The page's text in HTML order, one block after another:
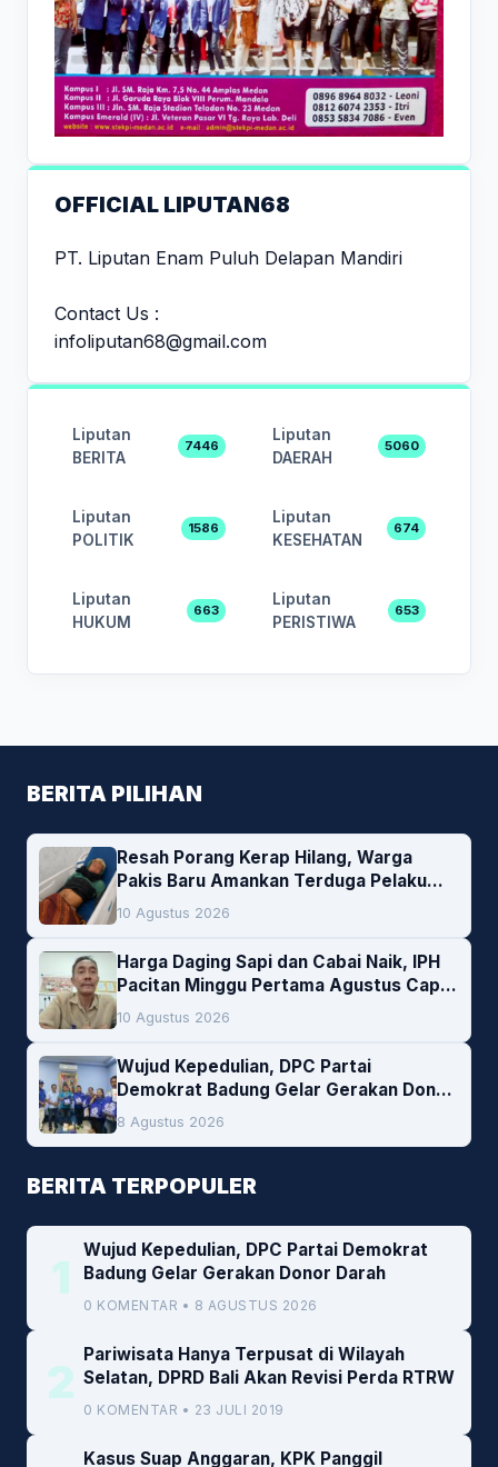
OFFICIAL LIPUTAN68
PT. Liputan Enam Puluh Delapan Mandiri
Contact Us :
infoliputan68@gmail.com
Liputan
BERITA
7446
Liputan
DAERAH
5060
Liputan
POLITIK
1586
Liputan
KESEHATAN
674
Liputan
HUKUM
663
Liputan
PERISTIWA
653
BERITA PILIHAN
Resah Porang Kerap Hilang, Warga
Pakis Baru Amankan Terduga Pelaku
Pencurian
10 Agustus 2026
Harga Daging Sapi dan Cabai Naik, IPH
Pacitan Minggu Pertama Agustus Capai
1,66 Persen. Ini Penjelasan Kabag Ayub
10 Agustus 2026
Wujud Kepedulian, DPC Partai
Demokrat Badung Gelar Gerakan Donor
Darah
8 Agustus 2026
BERITA TERPOPULER
1
Wujud Kepedulian, DPC Partai Demokrat
Badung Gelar Gerakan Donor Darah
0 KOMENTAR • 8 AGUSTUS 2026
2
Pariwisata Hanya Terpusat di Wilayah
Selatan, DPRD Bali Akan Revisi Perda RTRW
0 KOMENTAR • 23 JULI 2019
Kasus Suap Anggaran, KPK Panggil